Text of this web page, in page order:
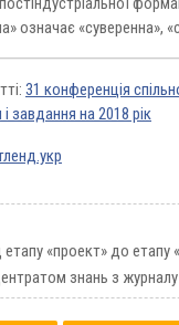
означає «суверенна»,
31 конференція
завдання на 2018 рік
етапу «проект» до етапу
знань з журналу